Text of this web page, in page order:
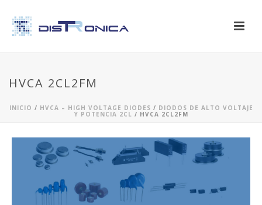
HVCA 2CL2FM
INICIO / HVCA – HIGH VOLTAGE DIODES / DIODOS DE ALTO VOLTAJE
Y POTENCIA 2CL / HVCA 2CL2FM